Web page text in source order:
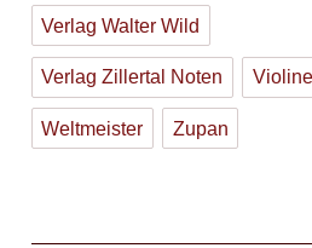
Verlag Walter Wild
Verlag Zillertal Noten Violine
Weltmeister Zupan